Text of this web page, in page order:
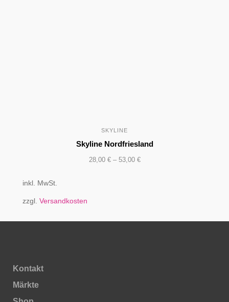
SKYLINE
Skyline Nordfriesland
28,00 €– 53,00 €
inkl. MwSt.
zzgl. Versandkosten
Kontakt
Märkte